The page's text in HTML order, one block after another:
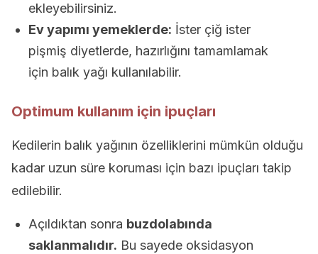
ekleyebilirsiniz.
Ev yapımı yemeklerde: İster çiğ ister
pişmiş diyetlerde, hazırlığını tamamlamak
için balık yağı kullanılabilir.
Optimum kullanım için ipuçları
Kedilerin balık yağının özelliklerini mümkün olduğu
kadar uzun süre koruması için bazı ipuçları takip
edilebilir.
Açıldıktan sonra buzdolabında
saklanmalıdır. Bu sayede oksidasyon